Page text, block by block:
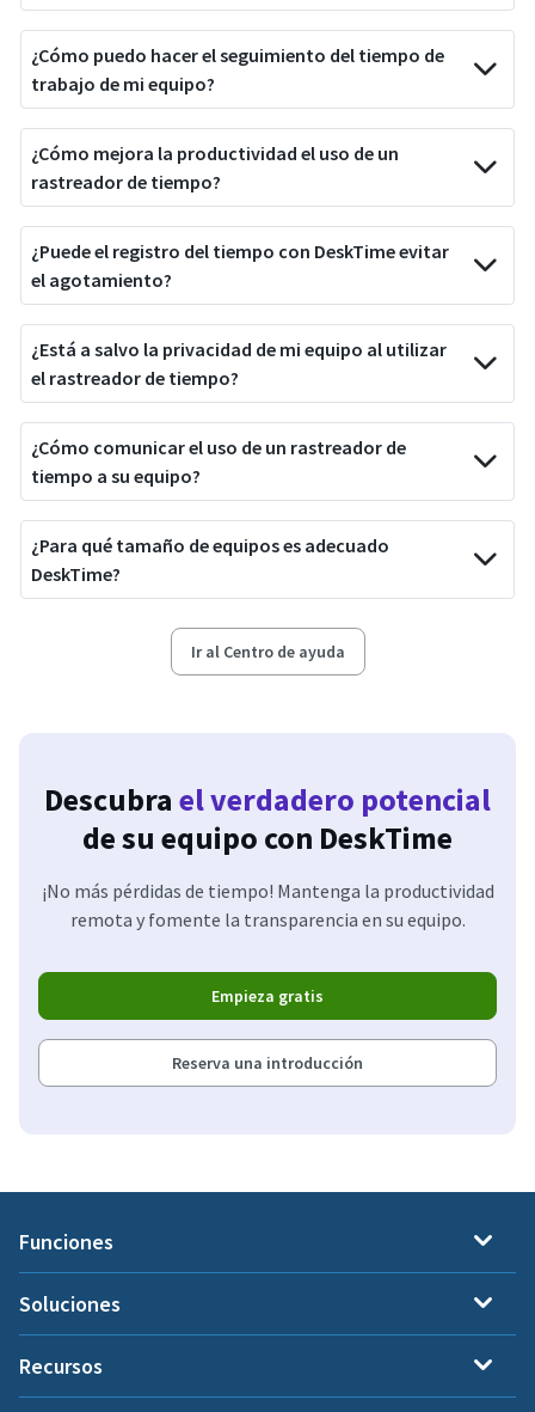
¿Cómo puedo hacer el seguimiento del tiempo de
trabajo de mi equipo?
¿Cómo mejora la productividad el uso de un
rastreador de tiempo?
¿Puede el registro del tiempo con DeskTime evitar
el agotamiento?
¿Está a salvo la privacidad de mi equipo al utilizar
el rastreador de tiempo?
¿Cómo comunicar el uso de un rastreador de
tiempo a su equipo?
¿Para qué tamaño de equipos es adecuado
DeskTime?
Ir al Centro de ayuda
Descubra el verdadero potencial
de su equipo con DeskTime
¡No más pérdidas de tiempo! Mantenga la productividad
remota y fomente la transparencia en su equipo.
Empieza gratis
Reserva una introducción
Funciones
Soluciones
Recursos